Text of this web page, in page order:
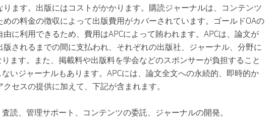
ります。出版にはコストがかかります。購読ジャーナルは、コンテンツ
めの料金の徴収によって出版費用がカバーされています。ゴールドOAの
由に利用できるため、費用はAPCによって賄われます。APCは、論文が
版されるまでの間に支払われ、それぞれの出版社、ジャーナル、分野に
ります。また、掲載料や出版料を学会などのスポンサーが負担すること
ないジャーナルもあります。APCには、論文全文への永続的、即時的か
セスの提供に加えて、下記が含まれます。
読、管理サポート、コンテンツの委託、ジャーナルの開発。